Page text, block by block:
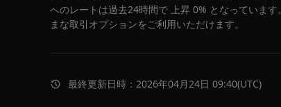
へのレートは過去24時間で 上昇 0% となっていま
まな取引オプションをご利用いただけます。
最終更新日時：2026年04月24日 09:40(UTC)